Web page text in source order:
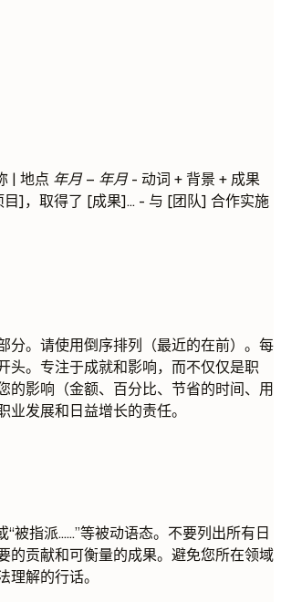
| 地点 年月 – 年月- 动词 + 背景 + 成果
目]，取得了 [成果]... - 与 [团队] 合作实施
分。请使用倒序排列（最近的在前）。每
头。专注于成就和影响，而不仅仅是职
的影响（金额、百分比、节省的时间、用
业发展和日益增长的责任。
“被指派……”等被动语态。不要列出所有日
的贡献和可衡量的成果。避免您所在领域
理解的行话。